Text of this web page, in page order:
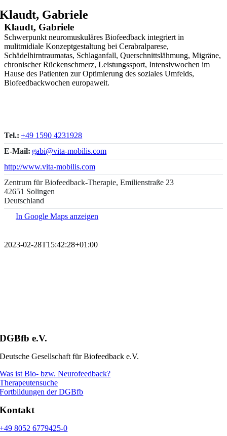
Klaudt, Gabriele
Klaudt, Gabriele
Schwerpunkt neuromuskuläres Biofeedback integriert in
mulitmidiale Konzeptgestaltung bei Cerabralparese,
Schädelhirntraumatas, Schlaganfall, Querschnittslähmung, Migräne,
chronischer Rückenschmerz, Leistungssport, Intensivwochen im
Hause des Patienten zur Optimierung des soziales Umfelds,
Biofeedbackwochen europaweit.
Tel.: +49 1590 4231928
E-Mail: gabi@vita-mobilis.com
http://www.vita-mobilis.com
Zentrum für Biofeedback-Therapie, Emilienstraße 23
42651 Solingen
Deutschland
In Google Maps anzeigen
2023-02-28T15:42:28+01:00
DGBfb e.V.
Deutsche Gesellschaft für Biofeedback e.V.
Was ist Bio- bzw. Neurofeedback?
Therapeutensuche
Fortbildungen der DGBfb
Kontakt
+49 8052 6779425-0